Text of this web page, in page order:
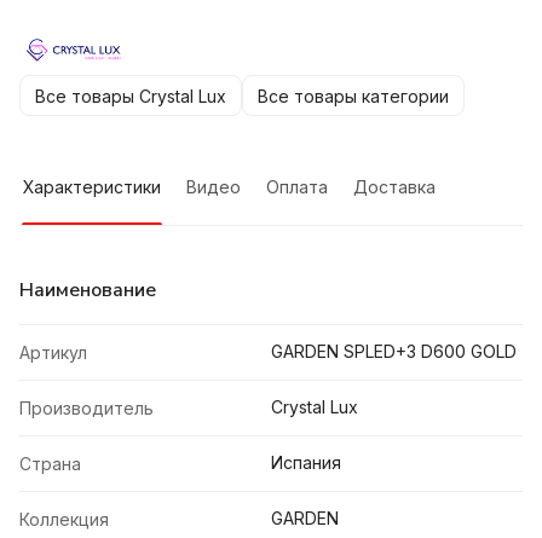
Все товары Crystal Lux Все товары категории
Характеристики Видео Оплата Доставка
Наименование
Артикул GARDEN SPLED+3 D600 GOLD
Производитель Crystal Lux
Страна Испания
Коллекция GARDEN